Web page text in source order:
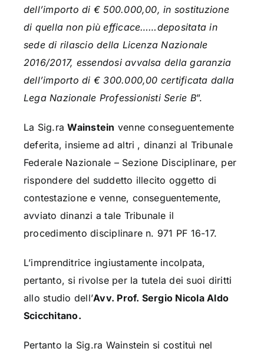
dell’importo di € 500.000,00, in sostituzione
di quella non più efficace……depositata in
sede di rilascio della Licenza Nazionale
2016/2017, essendosi avvalsa della garanzia
dell’importo di € 300.000,00 certificata dalla
Lega Nazionale Professionisti Serie B”.
La Sig.raWainstein venne conseguentemente
deferita, insieme ad altri , dinanzi al Tribunale
Federale Nazionale – Sezione Disciplinare, per
rispondere del suddetto illecito oggetto di
contestazione e venne, conseguentemente,
avviato dinanzi a tale Tribunale il
procedimento disciplinare n. 971 PF 16-17.
L’imprenditrice ingiustamente incolpata,
pertanto, si rivolse per la tutela dei suoi diritti
allo studio dell’Avv. Prof. Sergio Nicola Aldo
Scicchitano.
Pertanto la Sig.ra Wainstein si costituì nel